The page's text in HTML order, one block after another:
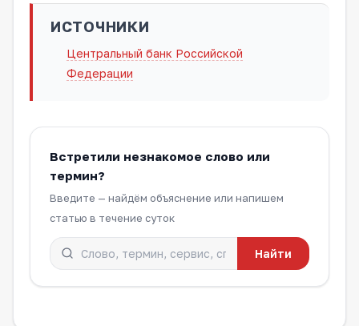
ИСТОЧНИКИ
Центральный банк Российской
Федерации
Встретили незнакомое слово или
термин?
Введите — найдём объяснение или напишем
статью в течение суток
Найти